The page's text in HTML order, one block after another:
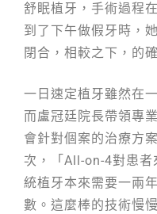
舒眠植牙，手術過程
到了下午做假牙時，
閉合，相較之下，的
一日速定植牙雖然在
而盧冠廷院長帶領專
會針對個案的治療方
次，「All-on-4對患者
統植牙本來需要一兩
數。這麼棒的技術慢